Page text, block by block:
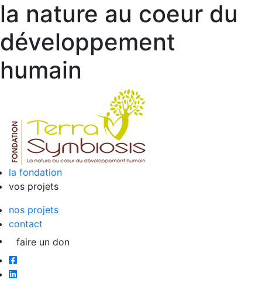
la nature au coeur du
développement
humain
la fondation
vos projets
nos projets
contact
faire un don